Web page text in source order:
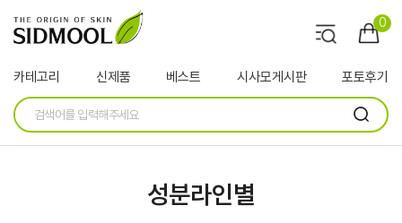
0
카테고리 신제품 베스트 시사모게시판 포토후기
성분라인별